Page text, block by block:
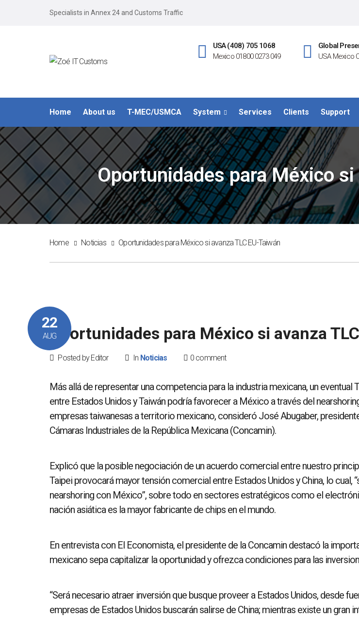
Specialists in Annex 24 and Customs Traffic
USA (408) 705 1068
Mexico 01800 0273 049
Global
USA Mexico
Home About us T-MEC/USMCA System Services Clients Support
Oportunidades para México si
Home Noticias Oportunidades para México si avanza TLC EU-Taiwán
22
AUGOportunidades para México si avanza
Posted by Editor In Noticias 0 comment
Más allá de representar una competencia para la industria mexicana, un
entre Estados Unidos y Taiwán podría favorecer a México a través del
empresas taiwanesas a territorio mexicano, consideró José Abugaber,
Cámaras Industriales de la República Mexicana (Concamin).
Explicó que la posible negociación de un acuerdo comercial entre nuestro
Taipei provocará mayor tensión comercial entre Estados Unidos y China, lo cual,
nearshoring con México”, sobre todo en sectores estratégicos como el
nación asiática es la mayor fabricante de chips en el mundo.
En entrevista con El Economista, el presidente de la Concamin destacó la
mexicano sepa capitalizar la oportunidad y ofrezca condiciones para las
“Será necesario atraer inversión que busque proveer a Estados Unidos, desde
empresas de Estados Unidos buscarán salirse de China; mientras existe un gran